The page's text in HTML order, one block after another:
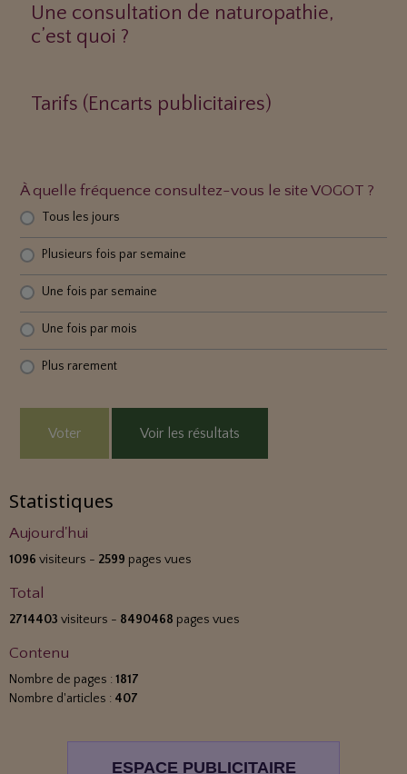
Une consultation de naturopathie,
c’est quoi ?
Tarifs (Encarts publicitaires)
À quelle fréquence consultez-vous le site VOGOT ?
Tous les jours
Plusieurs fois par semaine
Une fois par semaine
Une fois par mois
Plus rarement
Voter Voir les résultats
Statistiques
Aujourd'hui
1096 visiteurs - 2599 pages vues
Total
2714403 visiteurs - 8490468 pages vues
Contenu
Nombre de pages : 1817
Nombre d'articles : 407
ESPACE PUBLICITAIRE